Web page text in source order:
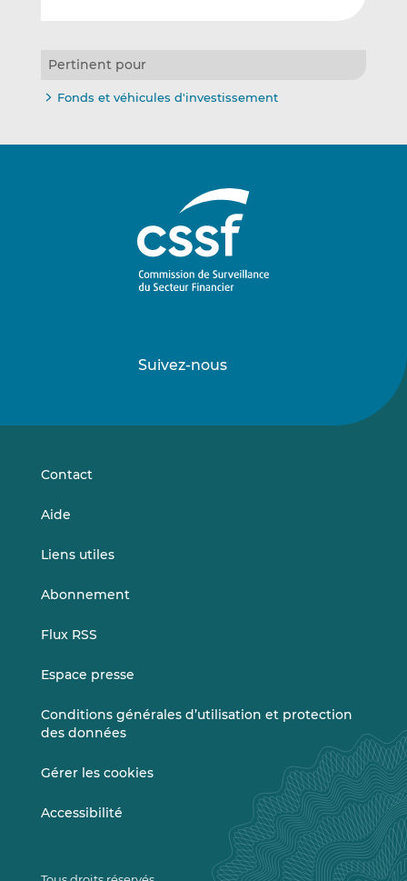
Pertinent pour
Fonds et véhicules d'investissement
Suivez-nous
sursur
Contact
Aide
Liens utiles
Abonnement
Flux RSS
Espace presse
Conditions générales d’utilisation et protection
des données
Gérer les cookies
Accessibilité